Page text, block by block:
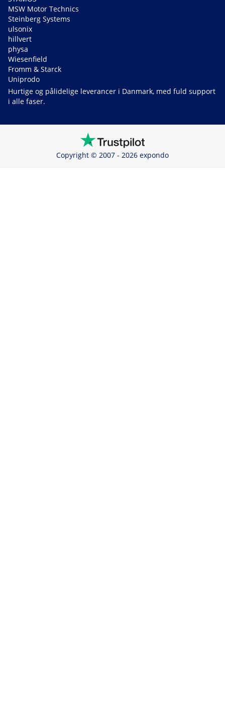
MSW Motor Technics
Steinberg Systems
ulsonix
hillvert
physa
Wiesenfield
Fromm & Starck
Uniprodo
Hurtige og pålidelige leverancer i Danmark, med fuld support
i alle faser.
Copyright © 2007 - 2026 expondo